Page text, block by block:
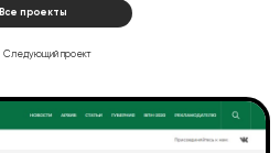
Все проекты
Следующий проект